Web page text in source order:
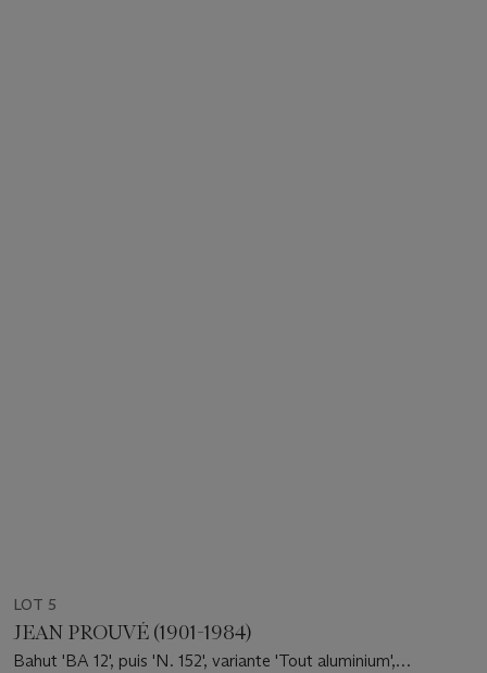
LOT 5
JEAN PROUVÉ (1901-1984)
Bahut 'BA 12', puis 'N. 152', variante 'Tout aluminium',